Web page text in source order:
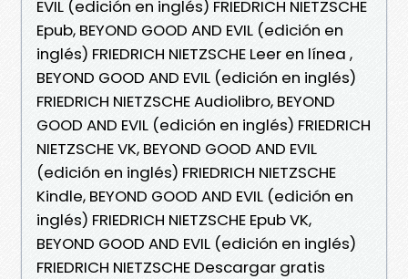
EVIL (edición en inglés) FRIEDRICH NIETZSCHE
Epub, BEYOND GOOD AND EVIL (edición en
inglés) FRIEDRICH NIETZSCHE Leer en línea ,
BEYOND GOOD AND EVIL (edición en inglés)
FRIEDRICH NIETZSCHE Audiolibro, BEYOND
GOOD AND EVIL (edición en inglés) FRIEDRICH
NIETZSCHE VK, BEYOND GOOD AND EVIL
(edición en inglés) FRIEDRICH NIETZSCHE
Kindle, BEYOND GOOD AND EVIL (edición en
inglés) FRIEDRICH NIETZSCHE Epub VK,
BEYOND GOOD AND EVIL (edición en inglés)
FRIEDRICH NIETZSCHE Descargar gratis